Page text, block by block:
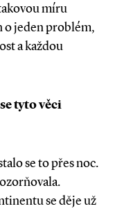
míru
o jeden problém,
a každou
tyto věci
se to přes noc.
se děje už